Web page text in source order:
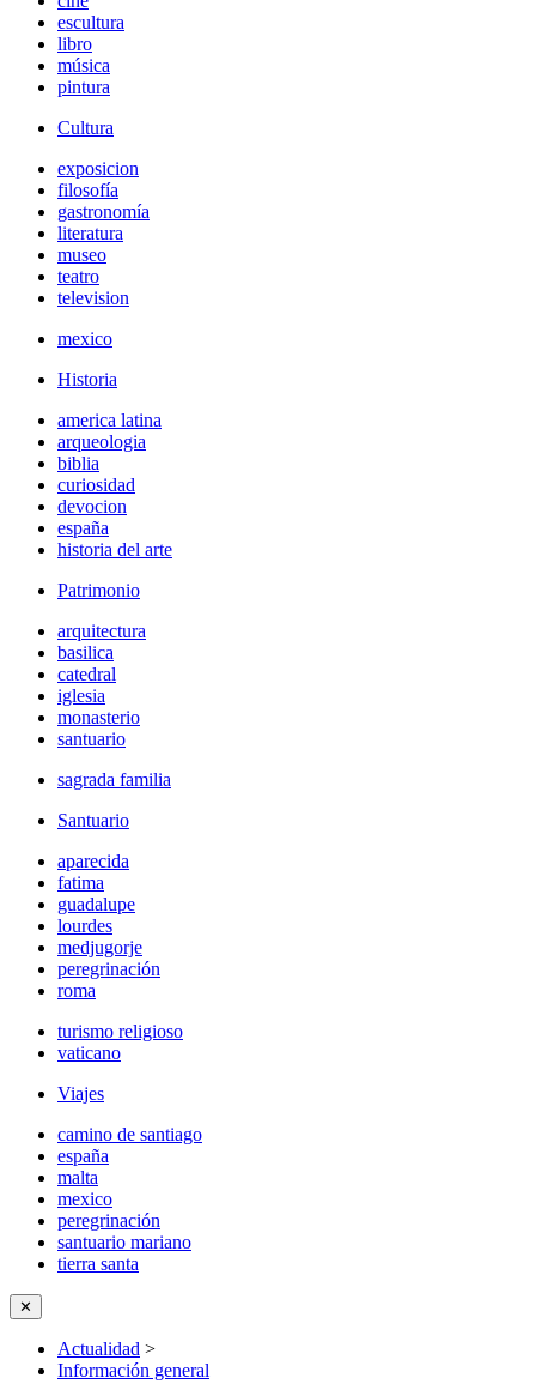
escultura
libro
música
pintura
Cultura
exposicion
filosofía
gastronomía
literatura
museo
teatro
television
mexico
Historia
america latina
arqueologia
biblia
curiosidad
devocion
españa
historia del arte
Patrimonio
arquitectura
basilica
catedral
iglesia
monasterio
santuario
sagrada familia
Santuario
aparecida
fatima
guadalupe
lourdes
medjugorje
peregrinación
roma
turismo religioso
vaticano
Viajes
camino de santiago
españa
malta
mexico
peregrinación
santuario mariano
tierra santa
✕
Actualidad >
Información general